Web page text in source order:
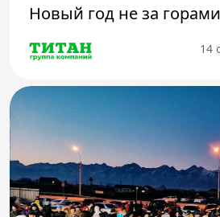
Новый год не за горами
14